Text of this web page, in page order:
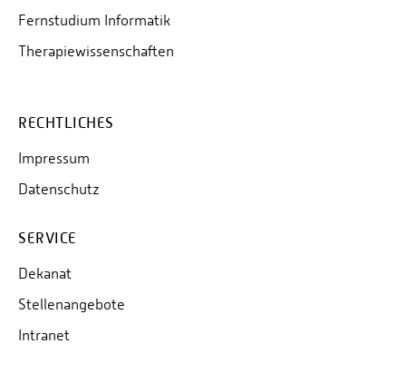
Fernstudium Informatik
Therapiewissenschaften
RECHTLICHES
Impressum
Datenschutz
SERVICE
Dekanat
Stellenangebote
Intranet